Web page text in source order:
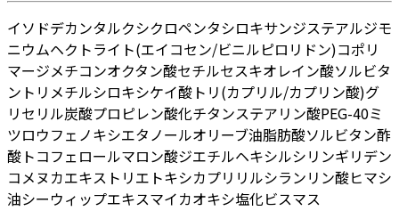
イソドデカンタルクシクロペンタシロキサンジステアルジモ
ニウムヘクトライト(エイコセン/ビニルピロリドン)コポリ
マージメチコンオクタン酸セチルセスキオレイン酸ソルビタ
ン トリメチルシロキシケイ酸 トリ(カプリル/カプリン酸)グ
リセリル炭酸プロピレン酸化チタンステアリン酸PEG-40ミ
ツロウフェノキシエタノールオリーブ油脂肪酸ソルビタン酢
酸トコフェロールマロン酸ジエチルヘキシルシリンギリデン
コメヌカエキス トリエトキシカプリリルシランリン酸ヒマシ
油シーウィップエキスマイカオキシ塩化ビスマス